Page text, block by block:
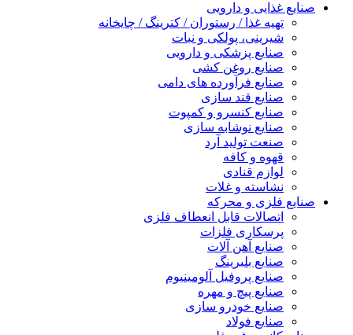
صنایع غذایی و دارویی
تهیه غذا / رستوران / کترینگ / چایخانه
شیرینی، پولکی و نبات
صنایع پزشکی و دارویی
صنایع روغن کشی
صنایع فرآورده های دامی
صنایع قند سازی
صنایع کنسرو و کمپوت
صنایع نوشابه سازی
صنعت تولید آرد
قهوه و کافه
لوازم قنادی
نشاسته و غلات
صنایع فلزی و محرکه
اتصالات قابل انعطاف فلزی
پرسکاری فلزات
صنایع آهن آلات
صنایع بلبرینگ
صنایع پروفیل آلومینیوم
صنایع پیچ و مهره
صنایع خودرو سازی
صنایع فولاد